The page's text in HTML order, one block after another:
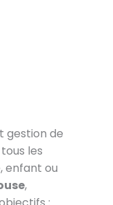
gestion de
les
enfant ou
,